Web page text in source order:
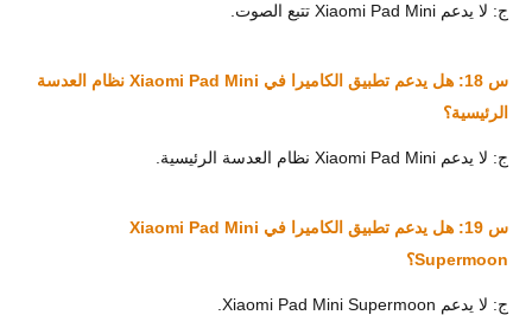
ج: لا يدعم Xiaomi Pad Mini تتبع الصوت.
س 18: هل يدعم تطبيق الكاميرا في Xiaomi Pad Mini نظام العدسة
الرئيسية؟
ج: لا يدعم Xiaomi Pad Mini نظام العدسة الرئيسية.
س 19: هل يدعم تطبيق الكاميرا في Xiaomi Pad Mini
Supermoon؟
ج: لا يدعم Xiaomi Pad Mini Supermoon.